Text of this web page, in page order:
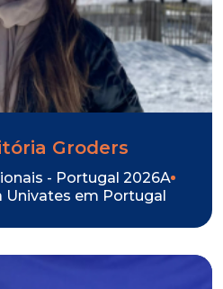
Groders
- Portugal 2026A
Univates em Portugal